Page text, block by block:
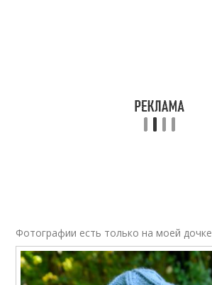
Фотографии есть только на моей дочке